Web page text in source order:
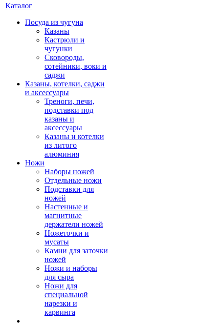
Каталог
Посуда из чугуна
Казаны
Кастрюли и
чугунки
Сковороды,
сотейники, воки и
саджи
Казаны, котелки, саджи
и аксессуары
Треноги, печи,
подставки под
казаны и
аксессуары
Казаны и котелки
из литого
алюминия
Ножи
Наборы ножей
Отдельные ножи
Подставки для
ножей
Настенные и
магнитные
держатели ножей
Ножеточки и
мусаты
Камни для заточки
ножей
Ножи и наборы
для сыра
Ножи для
специальной
нарезки и
карвинга